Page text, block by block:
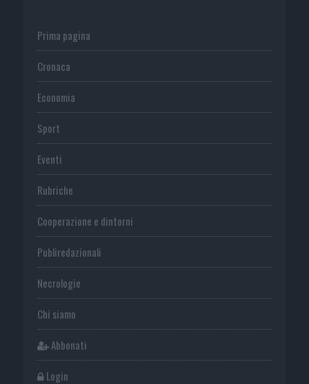
Prima pagina
Cronaca
Economia
Sport
Eventi
Rubriche
Cooperazione e dintorni
Publiredazionali
Necrologie
Chi siamo
Abbonati
Login